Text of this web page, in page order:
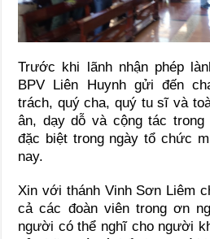
Trước khi lãnh nhận phép
BPV Liên Huynh gửi đến
trách, quý cha, quý tu sĩ và
ân, dạy dỗ và cộng tác
đặc biệt trong ngày tổ chức
nay.
Xin với thánh Vinh Sơn Liêm
cả các đoàn viên trong ơn
người có thể nghĩ cho người